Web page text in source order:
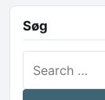
Søg